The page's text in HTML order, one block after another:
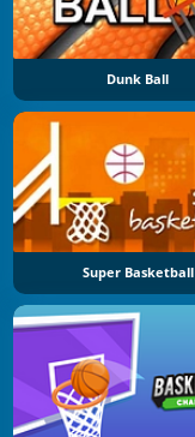
Dunk Ball
Super Basketball